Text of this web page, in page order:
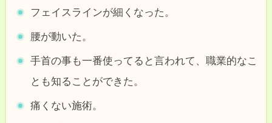
フェイスラインが細くなった。
腰が動いた。
手首の事も一番使ってると言われて、職業的なこ
とも知ることができた。
痛くない施術。